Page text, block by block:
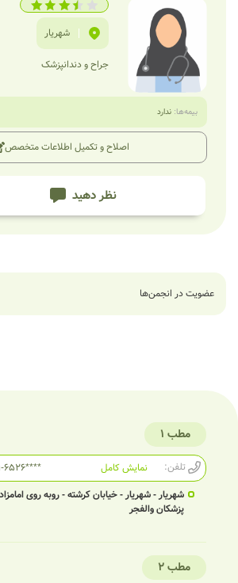
| شهریار
جراح و دندانپزشک
بیمه‌ها: ندارد
اصلاح و تکمیل اطلاعات متخصص
نظر دهید
عضویت در انجمن‌ها
مطب 1
تلفن: 6526****
نمایش کامل
شهریار - شهریار - خیابان کرشته - روبه روی
پزشکان والفجر
مطب 2